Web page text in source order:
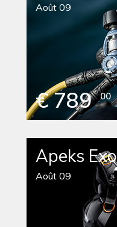
Août 09
€ 789 00
Apeks
Août 09